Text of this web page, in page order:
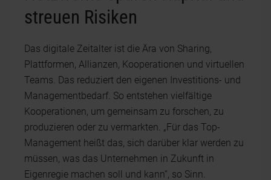
streuen Risiken
Das digitale Zeitalter ist die Ära von Sharing,
Plattformen, Allianzen, Kooperationen und virtuellen
Teams. Das reduziert den eigenen Investitions- und
Managementbedarf. So entstehen vielfältige
Kooperationen, um gemeinsam zu forschen, zu
produzieren oder zu vermarkten. „Für das Top-
Management heißt das, sich darüber klar werden zu
müssen, was das Unternehmen in Zukunft in
Eigenregie machen soll und kann“, so Sinn.